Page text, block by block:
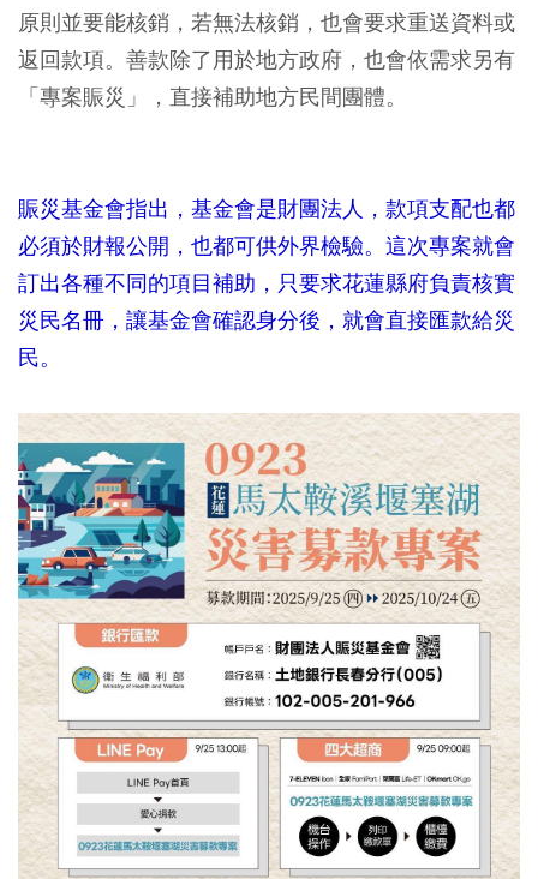
原則並要能核銷，若無法核銷，也會要求重送資料或
返回款項。善款除了用於地方政府，也會依需求另有
「專案賑災」，直接補助地方民間團體。
賑災基金會指出，基金會是財團法人，款項支配也都
必須於財報公開，也都可供外界檢驗。這次專案就會
訂出各種不同的項目補助，只要求花蓮縣府負責核實
災民名冊，讓基金會確認身分後，就會直接匯款給災
民。